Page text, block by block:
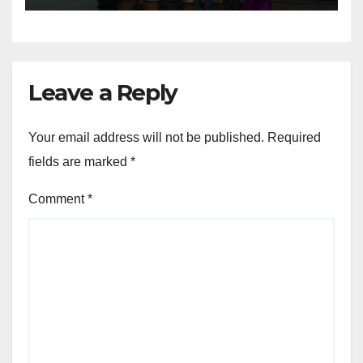
Leave a Reply
Your email address will not be published. Required
fields are marked *
Comment*